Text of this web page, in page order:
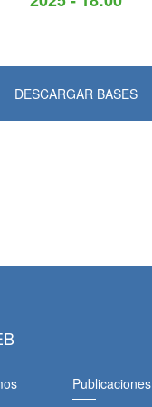
DESCARGAR BASES
Publicaciones